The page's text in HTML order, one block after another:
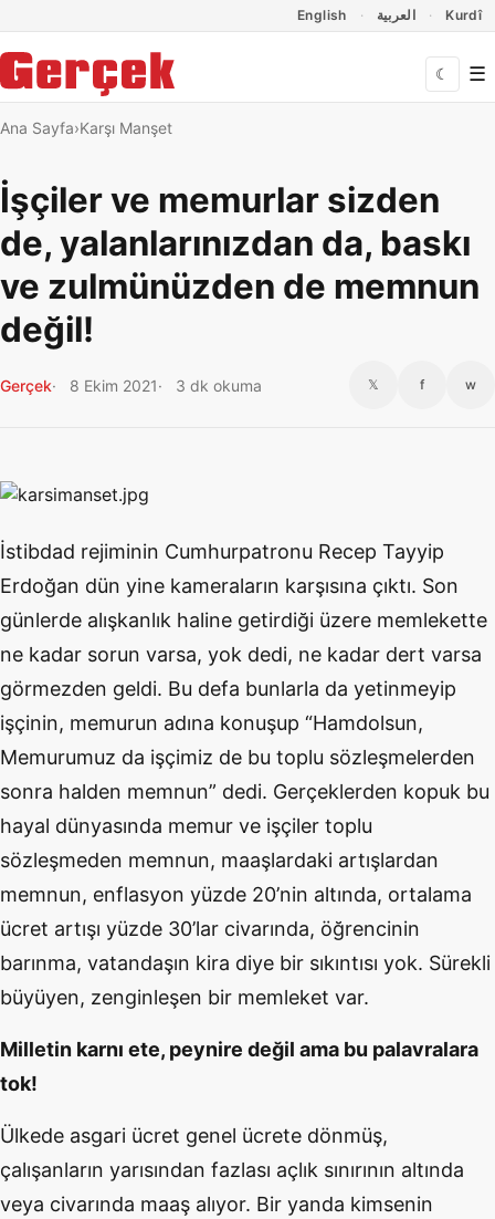
English العربية Kurdî
☾ ☰
Ana Sayfa Karşı Manşet
İşçiler ve memurlar sizden
de, yalanlarınızdan da, baskı
ve zulmünüzden de memnun
değil!
Gerçek 8 Ekim 2021 3 dk okuma 𝕏 f w
İstibdad rejiminin Cumhurpatronu Recep Tayyip
Erdoğan dün yine kameraların karşısına çıktı. Son
günlerde alışkanlık haline getirdiği üzere memlekette
ne kadar sorun varsa, yok dedi, ne kadar dert varsa
görmezden geldi. Bu defa bunlarla da yetinmeyip
işçinin, memurun adına konuşup “Hamdolsun,
Memurumuz da işçimiz de bu toplu sözleşmelerden
sonra halden memnun” dedi. Gerçeklerden kopuk bu
hayal dünyasında memur ve işçiler toplu
sözleşmeden memnun, maaşlardaki artışlardan
memnun, enflasyon yüzde 20’nin altında, ortalama
ücret artışı yüzde 30’lar civarında, öğrencinin
barınma, vatandaşın kira diye bir sıkıntısı yok. Sürekli
büyüyen, zenginleşen bir memleket var.
Milletin karnı ete, peynire değil ama bu palavralara
tok!
Ülkede asgari ücret genel ücrete dönmüş,
çalışanların yarısından fazlası açlık sınırının altında
veya civarında maaş alıyor. Bir yanda kimsenin